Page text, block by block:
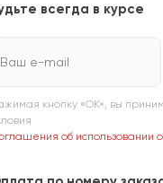
всегда в курсе
Ваш e-mail
кнопку «ОК», вы
об использовании